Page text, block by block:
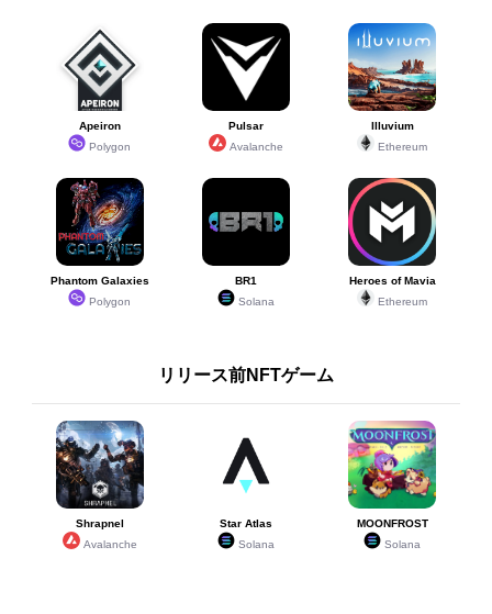
Apeiron
Polygon
Pulsar
Avalanche
Illuvium
Ethereum
Phantom Galaxies
Polygon
BR1
Solana
Heroes of Mavia
Ethereum
リリース前NFTゲーム
Shrapnel
Avalanche
Star Atlas
Solana
MOONFROST
Solana